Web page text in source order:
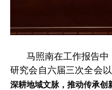
马照南在工作报告
研究会自六届三次全会
深耕地域文脉，推动传承创